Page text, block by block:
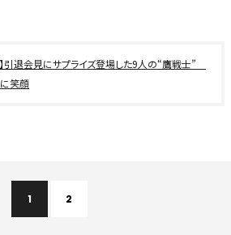
引退会見にサプライズ登場した9人の“鷹戦士”
笑顔
1 2